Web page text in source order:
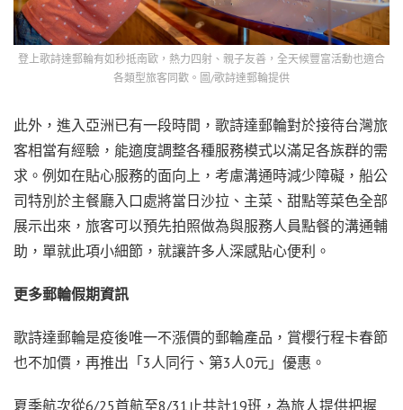
登上歌詩達郵輪有如秒抵南歐，熱力四射、親子友善，全天候豐富活動也適合
各類型旅客同歡。圖/歌詩達郵輪提供
此外，進入亞洲已有一段時間，歌詩達郵輪對於接待台灣旅
客相當有經驗，能適度調整各種服務模式以滿足各族群的需
求。例如在貼心服務的面向上，考慮溝通時減少障礙，船公
司特別於主餐廳入口處將當日沙拉、主菜、甜點等菜色全部
展示出來，旅客可以預先拍照做為與服務人員點餐的溝通輔
助，單就此項小細節，就讓許多人深感貼心便利。
更多郵輪假期資訊
歌詩達郵輪是疫後唯一不漲價的郵輪產品，賞櫻行程卡春節
也不加價，再推出「3人同行、第3人0元」優惠。
夏季航次從6/25首航至8/31止共計19班，為旅人提供把握